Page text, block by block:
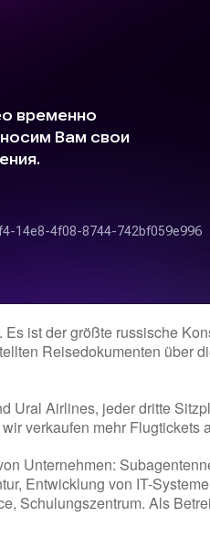
ist der größte russische
Reisedokumenten über
Ural Airlines, jeder dritte
verkaufen mehr Flugtickets
Unternehmen:
Entwicklung von IT-
Schulungszentrum. Als